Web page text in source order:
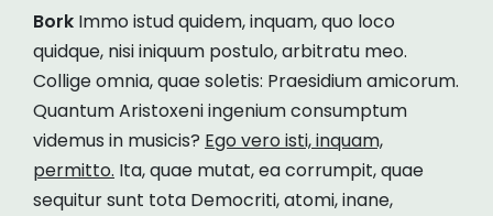
Bork Immo istud quidem, inquam, quo loco
quidque, nisi iniquum postulo, arbitratu meo.
Collige omnia, quae soletis: Praesidium amicorum.
Quantum Aristoxeni ingenium consumptum
videmus in musicis? Ego vero isti, inquam,
permitto. Ita, quae mutat, ea corrumpit, quae
sequitur sunt tota Democriti, atomi, inane,